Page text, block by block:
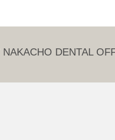
NAKACHO DENTAL